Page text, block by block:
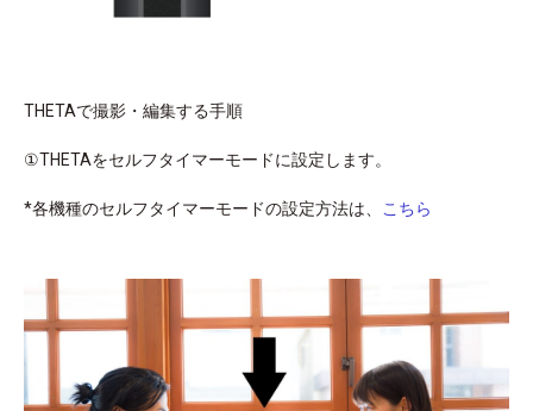
THETAで撮影・編集する手順
①THETAをセルフタイマーモードに設定します。
*各機種のセルフタイマーモードの設定方法は、 こちら